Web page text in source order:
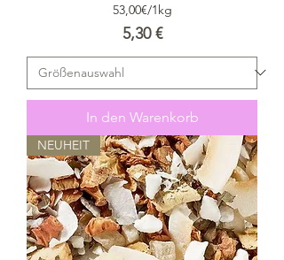
53,00€/1kg
Preis
5,30 €
In den Warenkorb
NEUHEIT